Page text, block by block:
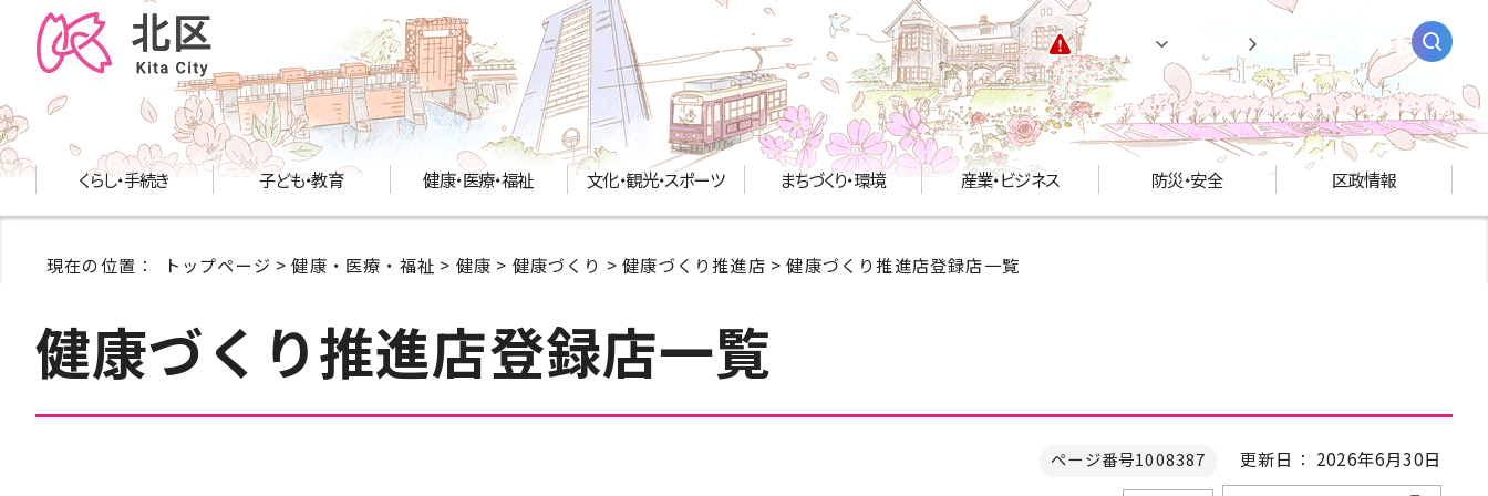
緊急情報 AIチャットボット
くらし・手続き 子ども・教育 健康・医療・福祉 文化・観光・スポーツ まちづくり・環境 産業・ビジネス 防災・安全 区政情報
現在の位置： トップページ >健康・医療・福祉 > 健康 > 健康づくり >健康づくり推進店 > 健康づくり推進店登録店一覧
健康づくり推進店登録店一覧
ページ番号1008387 更新日： 2026年6月30日